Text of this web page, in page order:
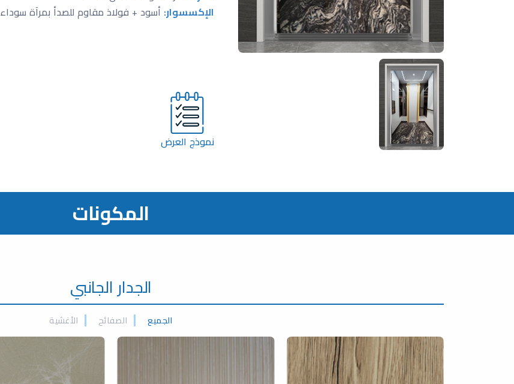
الإكسسوار: أسود + فولاذ مقاوم للصدأ بمرآة سوداء
نموذج العرض
المكونات
الجدار الجانبي
الجميع الصفائح الأغشية